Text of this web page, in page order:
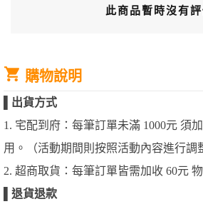
此商品暫時沒有
購物說明
出貨方式
1. 宅配到府：每筆訂單未滿 1000元 須
用。（活動期間則按照活動內容進行調
2. 超商取貨：每筆訂單皆需加收 60元
退貨退款